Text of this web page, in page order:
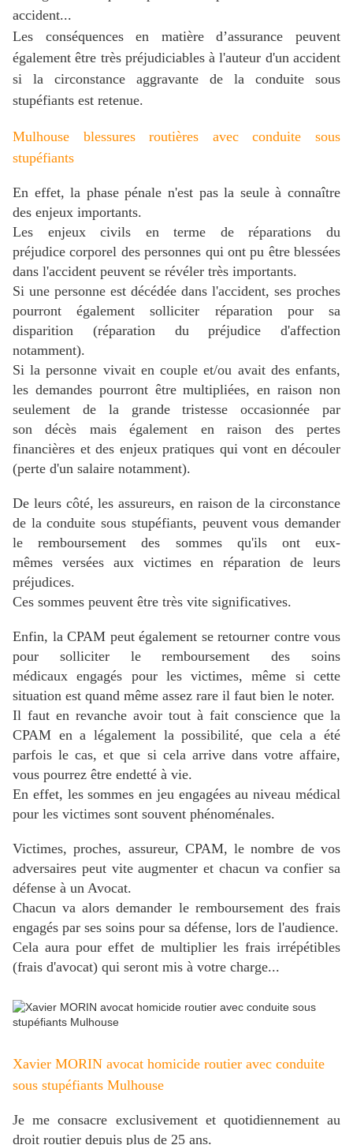
accident...
Les conséquences en matière d’assurance peuvent
également être très préjudiciables à l'auteur d'un accident
si la circonstance aggravante de la conduite sous
stupéfiants est retenue.
Mulhouse blessures routières avec conduite sous
stupéfiants
En effet, la phase pénale n'est pas la seule à connaître
des enjeux importants.
Les enjeux civils en terme de réparations du
préjudice corporel des personnes qui ont pu être blessées
dans l'accident peuvent se révéler très importants.
Si une personne est décédée dans l'accident, ses proches
pourront également solliciter réparation pour sa
disparition (réparation du préjudice d'affection
notamment).
Si la personne vivait en couple et/ou avait des enfants,
les demandes pourront être multipliées, en raison non
seulement de la grande tristesse occasionnée par
son décès mais également en raison des pertes
financières et des enjeux pratiques qui vont en découler
(perte d'un salaire notamment).
De leurs côté, les assureurs, en raison de la circonstance
de la conduite sous stupéfiants, peuvent vous demander
le remboursement des sommes qu'ils ont eux-
mêmes versées aux victimes en réparation de leurs
préjudices.
Ces sommes peuvent être très vite significatives.
Enfin, la CPAM peut également se retourner contre vous
pour solliciter le remboursement des soins
médicaux engagés pour les victimes, même si cette
situation est quand même assez rare il faut bien le noter.
Il faut en revanche avoir tout à fait conscience que la
CPAM en a légalement la possibilité, que cela a été
parfois le cas, et que si cela arrive dans votre affaire,
vous pourrez être endetté à vie.
En effet, les sommes en jeu engagées au niveau médical
pour les victimes sont souvent phénoménales.
Victimes, proches, assureur, CPAM, le nombre de vos
adversaires peut vite augmenter et chacun va confier sa
défense à un Avocat.
Chacun va alors demander le remboursement des frais
engagés par ses soins pour sa défense, lors de l'audience.
Cela aura pour effet de multiplier les frais irrépétibles
(frais d'avocat) qui seront mis à votre charge...
Xavier MORIN avocat homicide routier avec conduite
sous stupéfiants Mulhouse
Je me consacre exclusivement et quotidiennement au
droit routier depuis plus de 25 ans.